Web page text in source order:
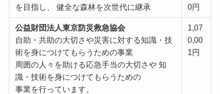
を⽬指し、 健全な森林を次世代に継承
0円
公益財団法⼈東京防災救急協会
⾃助・共助の⼤切さや災害に対する知識・技
術を⾝につけてもらうための事業
周囲の⼈々を助ける応急⼿当の⼤切さや 知
識・技術を⾝につけてもらうための
事業を⾏っています。
1,07
0,00
1円